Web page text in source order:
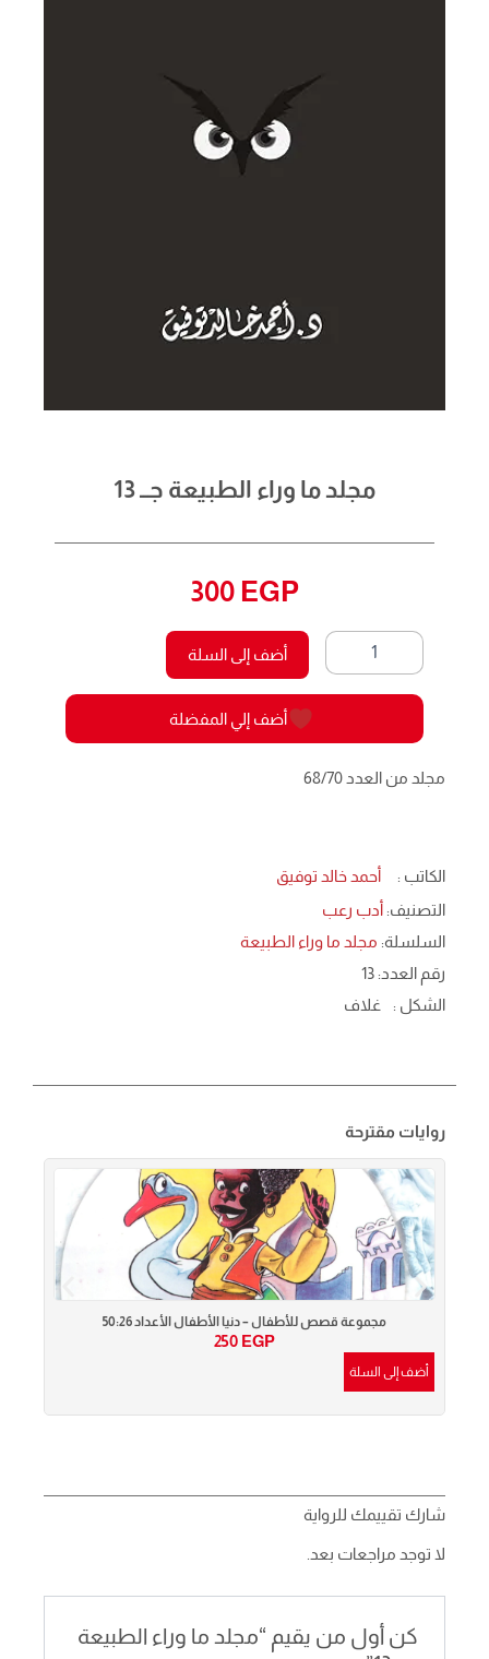
مجلد ما وراء الطبيعة جــ 13
300 EGP
كمية
مجلد
وراء
13
أضف إلى السلة
أضف إلي المفضلة
مجلد من العدد 68/70
الكاتب :
أحمد خالد توفيق
التصنيف: أدب رعب
السلسلة: مجلد ما وراء الطبيعة
رقم العدد: 13
الشكل :
غلاف
روايات مقترحة
مجموعة قصص للأطفال – دنيا الأطفال الأعداد 50:26
250 EGP
أضف إلى السلة
شارك تقييمك للرواية
لا توجد مراجعات بعد.
كن أول من يقيم “مجلد ما وراء الطبيعة